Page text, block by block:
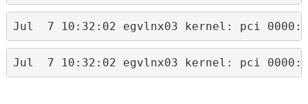
Jul  7 10:32:02 egvlnx03 kernel: pci
Jul  7 10:32:02 egvlnx03 kernel: pci